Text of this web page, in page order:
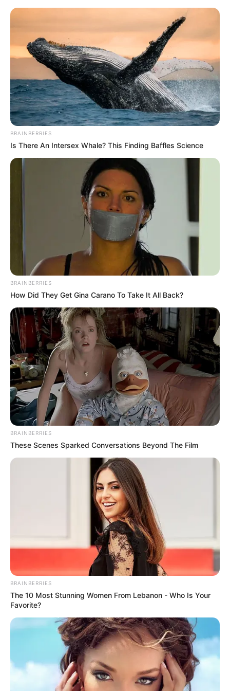
Saúde: Credenciamentos dos Agentes Comunitários de Saúde
Ministério da Saúde:
Credenciamentos dos Agentes
Comunitários de Saúde
Ministério da Saúde,Notícia
O credenciamento dos agentes comunitários de saúde
BRAINBERRIES
Is There An Intersex Whale? This Finding Baffles Science
BRAINBERRIES
How Did They Get Gina Carano To Take It All Back?
BRAINBERRIES
These Scenes Sparked Conversations Beyond The Film
BRAINBERRIES
The 10 Most Stunning Women From Lebanon - Who Is Your
Favorite?